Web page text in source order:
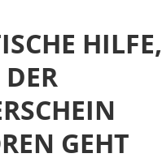
HILFE,
GEHT